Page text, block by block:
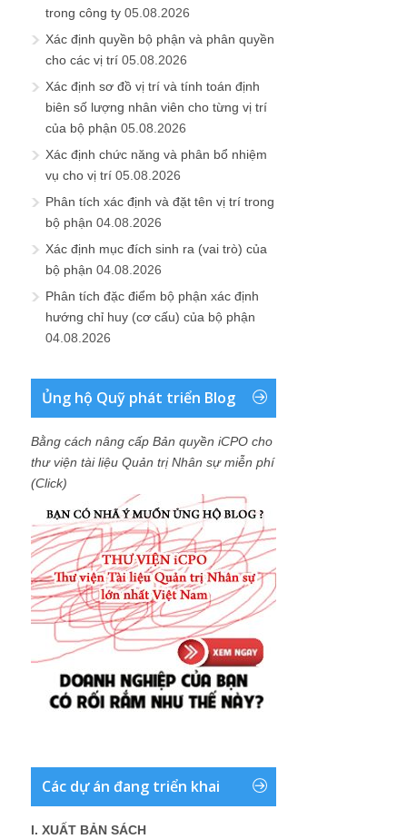
trong công ty 05.08.2026
Xác định quyền bộ phận và phân quyền
cho các vị trí 05.08.2026
Xác định sơ đồ vị trí và tính toán định
biên số lượng nhân viên cho từng vị trí
của bộ phận 05.08.2026
Xác định chức năng và phân bổ nhiệm
vụ cho vị trí 05.08.2026
Phân tích xác định và đặt tên vị trí trong
bộ phận 04.08.2026
Xác định mục đích sinh ra (vai trò) của
bộ phận 04.08.2026
Phân tích đặc điểm bộ phận xác định
hướng chỉ huy (cơ cấu) của bộ phận
04.08.2026
Ủng hộ Quỹ phát triển Blog
Bằng cách nâng cấp Bản quyền iCPO cho
thư viện tài liệu Quản trị Nhân sự miễn phí
(Click)
Các dự án đang triển khai
I. XUẤT BẢN SÁCH